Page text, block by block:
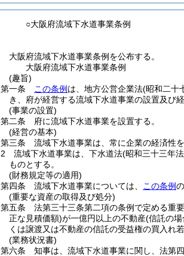
○大阪府流域下水道事業条例
大阪府流域下水道事業条例を公布する。
大阪府流域下水道事業条例
(趣旨)
第一条
この条例 は、地方公営企業法(昭和二十
き、府が経営する流域下水道事業の設置及び
(事業の設置)
第二条
府に流域下水道事業を設置する。
(経営の基本)
第三条
流域下水道事業は、常に企業の経済性
2
流域下水道事業は、下水道法(昭和三十三年
ものとする。
(財務規定等の適用)
第四条
流域下水道事業については、 この条例
(重要な資産の取得及び処分)
第五条
法第三十三条第二項の条例で定める重
正な見積価額)が一億円以上の不動産(信託の
くは譲渡又は不動産の信託の受益権の買入れ
(業務状況書)
第六条
知事は、流域下水道事業に関し、法第